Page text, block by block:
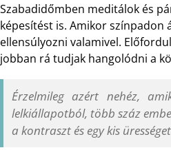
Szabadidőmben meditálok és
képesítést is. Amikor színpadon
ellensúlyozni valamivel.
jobban rá tudjak hangolódni a
Érzelmileg azért nehéz,
lelkiállapotból, több száz
a kontraszt és egy kis